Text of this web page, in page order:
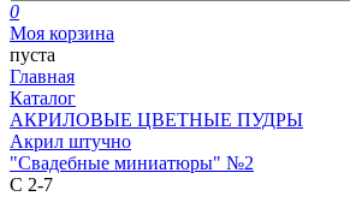
0
Моя корзина
пуста
Главная
Каталог
АКРИЛОВЫЕ ЦВЕТНЫЕ ПУДРЫ
Акрил штучно
"Свадебные миниатюры" №2
С 2-7